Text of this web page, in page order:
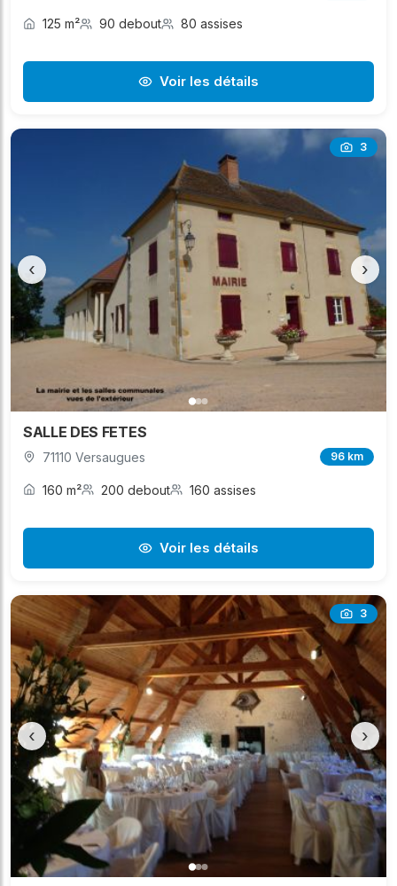
125 m² 90 debout 80 assises
Voir les détails
3
‹ ›
SALLE DES FETES
71110 Versaugues 96 km
160 m² 200 debout 160 assises
Voir les détails
3
‹ ›